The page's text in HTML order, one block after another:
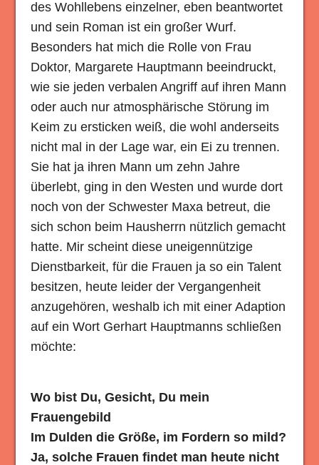
des Wohllebens einzelner, eben beantwortet
und sein Roman ist ein großer Wurf.
Besonders hat mich die Rolle von Frau
Doktor, Margarete Hauptmann beeindruckt,
wie sie jeden verbalen Angriff auf ihren Mann
oder auch nur atmosphärische Störung im
Keim zu ersticken weiß, die wohl anderseits
nicht mal in der Lage war, ein Ei zu trennen.
Sie hat ja ihren Mann um zehn Jahre
überlebt, ging in den Westen und wurde dort
noch von der Schwester Maxa betreut, die
sich schon beim Hausherrn nützlich gemacht
hatte. Mir scheint diese uneigennützige
Dienstbarkeit, für die Frauen ja so ein Talent
besitzen, heute leider der Vergangenheit
anzugehören, weshalb ich mit einer Adaption
auf ein Wort Gerhart Hauptmanns schließen
möchte:
Wo bist Du, Gesicht, Du mein
Frauengebild
Im Dulden die Größe, im Fordern so mild?
Ja, solche Frauen findet man heute nicht